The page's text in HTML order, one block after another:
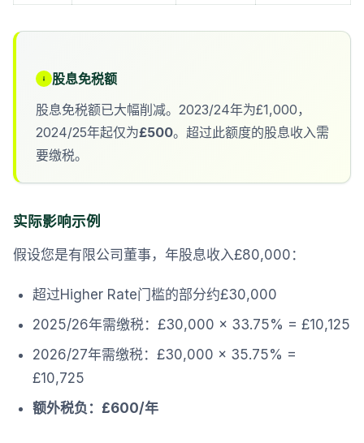
股息免税额
股息免税额已大幅削减。2023/24年为£1,000，
2024/25年起仅为£500。超过此额度的股息收入需
要缴税。
实际影响示例
假设您是有限公司董事，年股息收入£80,000：
超过Higher Rate门槛的部分约£30,000
2025/26年需缴税：£30,000 × 33.75% = £10,125
2026/27年需缴税：£30,000 × 35.75% =
£10,725
额外税负：£600/年